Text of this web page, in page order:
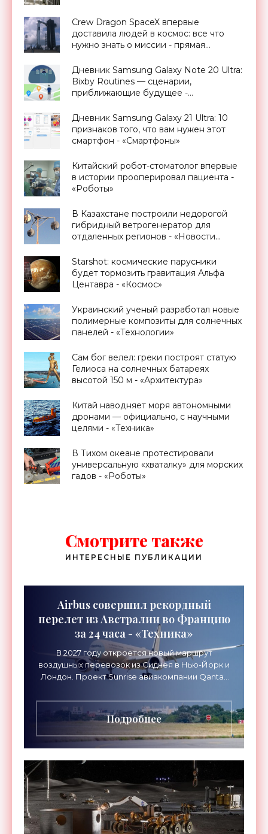
Crew Dragon SpaceX впервые
доставила людей в космос: все что
нужно знать о миссии - прямая
Дневник Samsung Galaxy Note 20 Ultra:
Bixby Routines — сценарии,
приближающие будущее -
Дневник Samsung Galaxy 21 Ultra: 10
признаков того, что вам нужен этот
смартфон - «Смартфоны»
Китайский робот-стоматолог впервые
в истории прооперировал пациента -
«Роботы»
В Казахстане построили недорогой
гибридный ветрогенератор для
отдаленных регионов - «Новости
Starshot: космические парусники
будет тормозить гравитация Альфа
Центавра - «Космос»
Украинский ученый разработал новые
полимерные композиты для солнечных
панелей - «Технологии»
Сам бог велел: греки построят статую
Гелиоса на солнечных батареях
высотой 150 м - «Архитектура»
Китай наводняет моря автономными
дронами — официально, с научными
целями - «Техника»
В Тихом океане протестировали
универсальную «хваталку» для морских
гадов - «Роботы»
Смотрите также
ИНТЕРЕСНЫЕ ПУБЛИКАЦИИ
Airbus совершил рекордный
перелет из Австралии во Францию
за 24 часа - «Техника»
В 2027 году откроется новый маршрут
воздушных перевозок из Сиднея в Нью-Йорк и
Лондон. Проект Sunrise авиакомпании Qantas
длительностью до 24
Подробнее